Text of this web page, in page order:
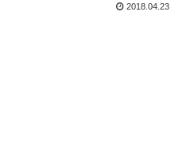
2018.04.23